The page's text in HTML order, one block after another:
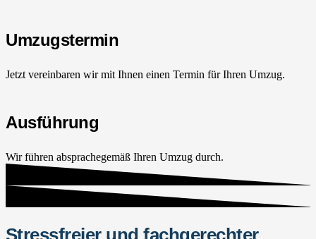
Umzugstermin
Jetzt vereinbaren wir mit Ihnen einen Termin für Ihren Umzug.
Ausführung
Wir führen absprachegemäß Ihren Umzug durch.
Stressfreier und fachgerechter